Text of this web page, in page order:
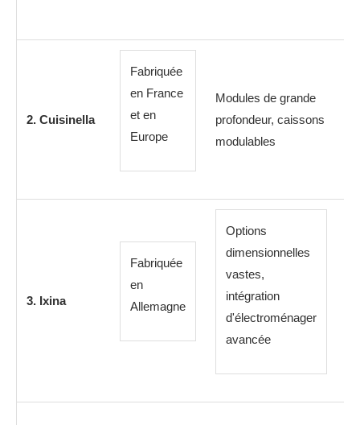
2. Cuisinella
Fabriquée
en France
et en
Europe
Modules de grande
profondeur, caissons
modulables
3. Ixina
Fabriquée
en
Allemagne
Options
dimensionnelles
vastes,
intégration
d'électroménager
avancée